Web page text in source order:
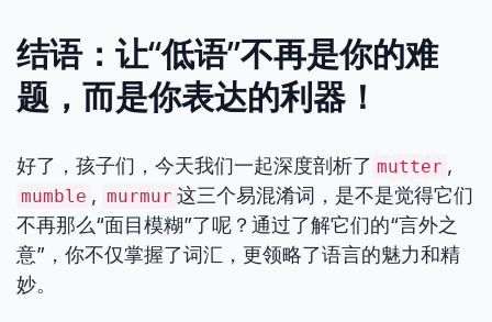
结语：让“低语”不再是你的难
题，而是你表达的利器！
好了，孩子们，今天我们一起深度剖析了 mutter ,
mumble , murmur 这三个易混淆词，是不是觉得它们
不再那么“面目模糊”了呢？通过了解它们的“言外之
意”，你不仅掌握了词汇，更领略了语言的魅力和精
妙。